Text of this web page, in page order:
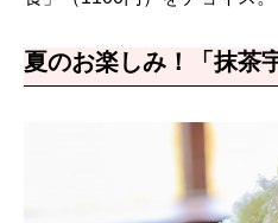
夏のお楽しみ！「抹茶